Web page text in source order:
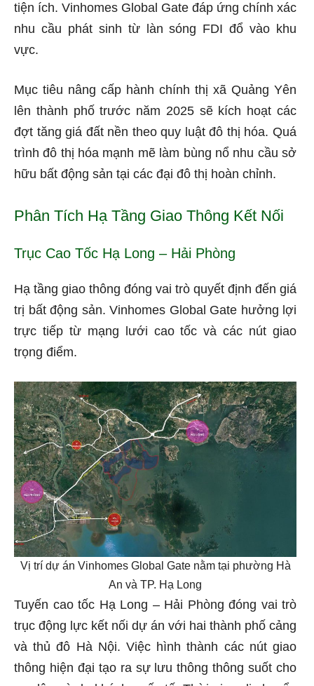
tiện ích. Vinhomes Global Gate đáp ứng chính xác
nhu cầu phát sinh từ làn sóng FDI đổ vào khu
vực.
Mục tiêu nâng cấp hành chính thị xã Quảng Yên
lên thành phố trước năm 2025 sẽ kích hoạt các
đợt tăng giá đất nền theo quy luật đô thị hóa. Quá
trình đô thị hóa mạnh mẽ làm bùng nổ nhu cầu sở
hữu bất động sản tại các đại đô thị hoàn chỉnh.
Phân Tích Hạ Tầng Giao Thông Kết Nối
Trục Cao Tốc Hạ Long – Hải Phòng
Hạ tầng giao thông đóng vai trò quyết định đến giá
trị bất động sản. Vinhomes Global Gate hưởng lợi
trực tiếp từ mạng lưới cao tốc và các nút giao
trọng điểm.
Vị trí dự án Vinhomes Global Gate nằm tại phường Hà
An và TP. Hạ Long
Tuyến cao tốc Hạ Long – Hải Phòng đóng vai trò
trục động lực kết nối dự án với hai thành phố cảng
và thủ đô Hà Nội. Việc hình thành các nút giao
thông hiện đại tạo ra sự lưu thông thông suốt cho